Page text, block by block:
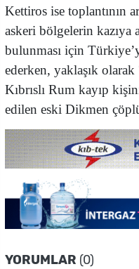
Kettiros ise toplantının
askeri bölgelerin kazıya
bulunması için
ederken, yaklaşık
Kıbrıslı Rum kayıp
edilen eski Dikmen
YORUMLAR (0)